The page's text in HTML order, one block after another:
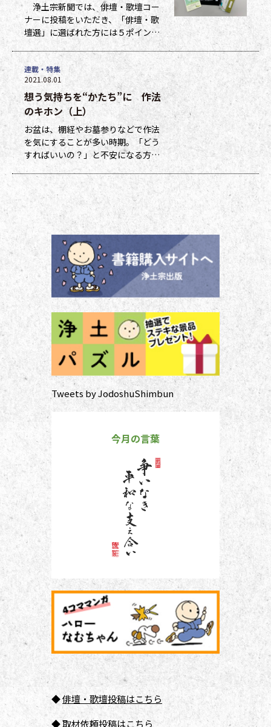
浄土宗新聞では、俳壇・歌壇コー
ナーに投稿をいただき、「俳壇・歌
壇選」に選ばれた方には５ポイン
ト、他掲載になった方には１ポイン
トを贈呈しています。ポイントは貯
まった数に応じて、浄土宗新聞オリ
ジナルグッズなどの景品と交換でき
ます（交換・発送は下記一覧表通知
のタイミングになります）。 ポイ
ント保有者の方には、半年に一度、
ポイント数とともに記念品一覧表を
送付いたし
想う気持ちを“かたち”に 作法
のキホン（上）
お盆は、棚経やお墓参りなどで作法
を気にすることが多い時期。「どう
すればいいの？」と不安になる方も
多いのではないでしょうか。作法ば
かり気にしていては、ご先祖さまや
ご本尊さまとしっかりと向き合えま
せん。今号から２回にわたって紹介
する浄土宗の作法の基本をおさえ、
大切な方と向き合い、よりよい時間
を過ごしましょう。 袈裟のつけ方
お参りや法要の時に、ぜひ身に着け
ていた
連載・特集
2021.08.01
Tweets by JodoshuShimbun
今月の言葉
◆俳壇 ・歌壇投稿はこちら
◆取材依頼投稿はこちら